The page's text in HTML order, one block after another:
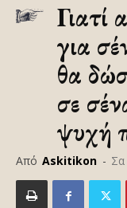
Γιατί
για
θα
σε
ψυχή
Από Askitikon -